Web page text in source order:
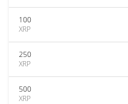
100
XRP
250
XRP
500
XRP